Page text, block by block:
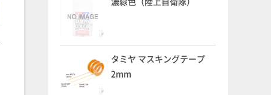
タミヤ マスキングテープ
2mm